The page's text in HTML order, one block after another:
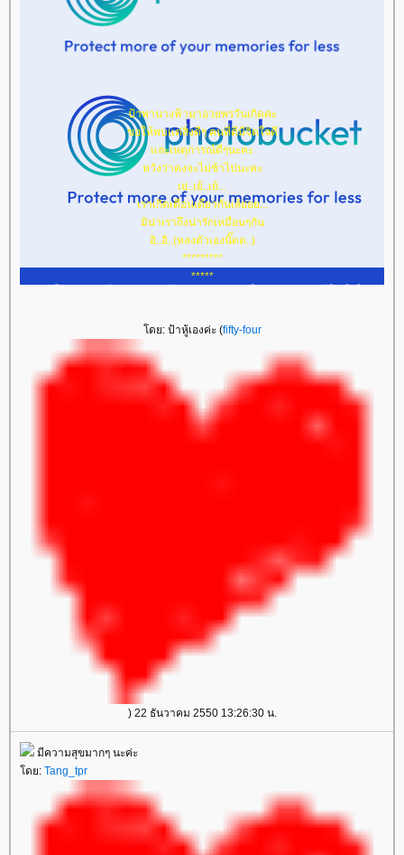
ป้าพานางฟ้ามาอวยพรวันเกิดค่ะ
ขอให้พบแต่สิ่งดีๆ คนที่ดีมีจิตใจดี
ละเหตุการณ์ดีๆนะคะ
หวังว่าคงจะไม่ช้าไปนะคะ
เย่..เย้..เย้...
เราเกิดเดือนเดียวกันเล้ยยย...
มิน่าเราถึงน่ารักเหมือนๆกัน
อิ..อิ..(หลงตัวเองนิ๊ดด..)
*********
*****
ดย: ป้าหู้เองค่ะ (fifty-four
) 22 ธันวาคม 2550 13:26:30 น.
มีความสุขมากๆ นะค่ะ
ดย: Tang_tpr